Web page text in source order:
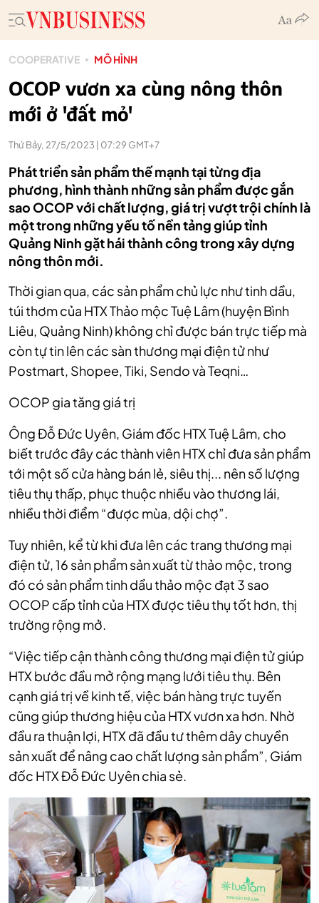
COOPERATIVE MÔ HÌNH
OCOP vươn xa cùng nông thôn
mới ở 'đất mỏ'
Thứ Bảy, 27/5/2023 | 07:29 GMT+7
Phát triển sản phẩm thế mạnh tại từng địa
phương, hình thành những sản phẩm được gắn
sao OCOP với chất lượng, giá trị vượt trội chính là
một trong những yếu tố nền tảng giúp tỉnh
Quảng Ninh gặt hái thành công trong xây dựng
nông thôn mới.
Thời gian qua, các sản phẩm chủ lực như tinh dầu,
túi thơm của HTX Thảo mộc Tuệ Lâm (huyện Bình
Liêu, Quảng Ninh) không chỉ được bán trực tiếp mà
còn tự tin lên các sàn thương mại điện tử như
Postmart, Shopee, Tiki, Sendo và Teqni…
OCOP gia tăng giá trị
Ông Đỗ Đức Uyên, Giám đốc HTX Tuệ Lâm, cho
biết trước đây các thành viên HTX chỉ đưa sản phẩm
tới một số cửa hàng bán lẻ, siêu thị... nên số lượng
tiêu thụ thấp, phục thuộc nhiều vào thương lái,
nhiều thời điểm “được mùa, dội chợ”.
Tuy nhiên, kể từ khi đưa lên các trang thương mại
điện tử, 16 sản phẩm sản xuất từ thảo mộc, trong
đó có sản phẩm tinh dầu thảo mộc đạt 3 sao
OCOP cấp tỉnh của HTX được tiêu thụ tốt hơn, thị
trường rộng mở.
“Việc tiếp cận thành công thương mại điện tử giúp
HTX bước đầu mở rộng mạng lưới tiêu thụ. Bên
cạnh giá trị về kinh tế, việc bán hàng trực tuyến
cũng giúp thương hiệu của HTX vươn xa hơn. Nhờ
đầu ra thuận lợi, HTX đã đầu tư thêm dây chuyền
sản xuất để nâng cao chất lượng sản phẩm”, Giám
đốc HTX Đỗ Đức Uyên chia sẻ.